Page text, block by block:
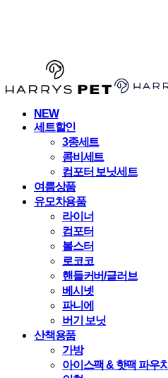
NEW
세트할인
3종세트
콤비세트
컴포터 보닛세트
여름상품
유모차용품
라이너
컴포터
볼스터
로코코
핸들커버/글러브
베시넷
파니에
버기 보닛
산책용품
가방
아이스팩 & 핫팩 파우치